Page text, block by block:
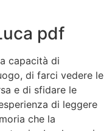
pdf
capacità di
di farci vedere le
e di sfidare le
di leggere
che la